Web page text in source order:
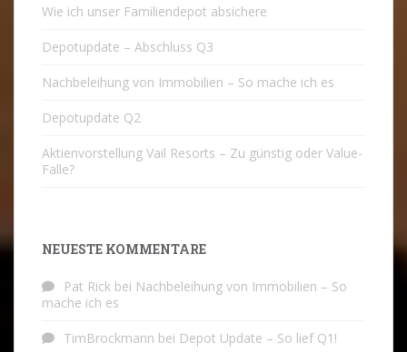
Wie ich unser Familiendepot absichere
Depotupdate – Abschluss Q3
Nachbeleihung von Immobilien – So mache ich es
Depotupdate Q2
Aktienvorstellung Vail Resorts – Zu günstig oder Value-
Falle?
NEUESTE KOMMENTARE
Pat Rick bei Nachbeleihung von Immobilien – So
mache ich es
TimBrockmann bei Depot Update – So lief Q1!